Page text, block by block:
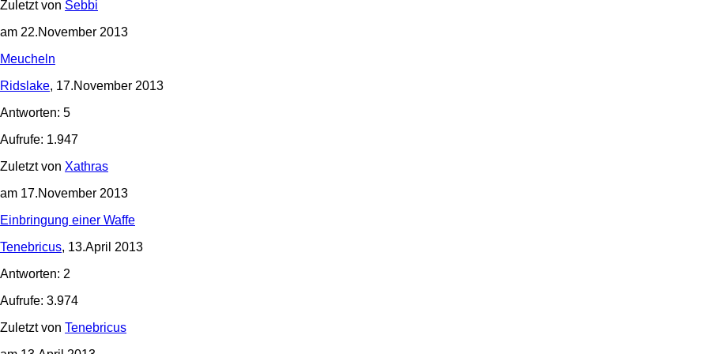
Zuletzt von Sebbi
am 22.November 2013
Meucheln
Ridslake, 17.November 2013
Antworten: 5
Aufrufe: 1.947
Zuletzt von Xathras
am 17.November 2013
Einbringung einer Waffe
Tenebricus, 13.April 2013
Antworten: 2
Aufrufe: 3.974
Zuletzt von Tenebricus